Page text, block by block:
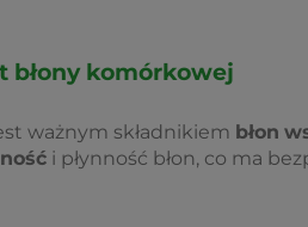
błony komórkowej
ważnym składnikiem błon
i płynność błon, co ma